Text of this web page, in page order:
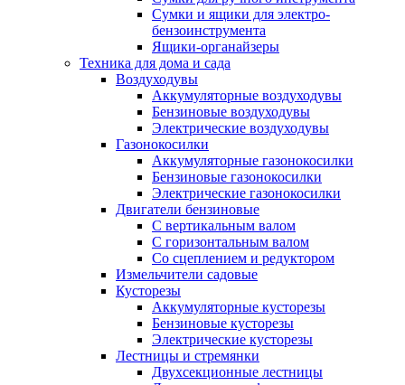
Сумки и ящики для электро-
бензоинструмента
Ящики-органайзеры
Техника для дома и сада
Воздуходувы
Аккумуляторные воздуходувы
Бензиновые воздуходувы
Электрические воздуходувы
Газонокосилки
Аккумуляторные газонокосилки
Бензиновые газонокосилки
Электрические газонокосилки
Двигатели бензиновые
С вертикальным валом
С горизонтальным валом
Со сцеплением и редуктором
Измельчители садовые
Кусторезы
Аккумуляторные кусторезы
Бензиновые кусторезы
Электрические кусторезы
Лестницы и стремянки
Двухсекционные лестницы